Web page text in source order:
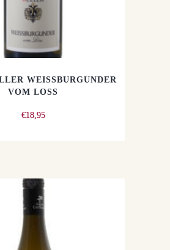
WEISSBURGUNDER
VOM LOSS
€18,95